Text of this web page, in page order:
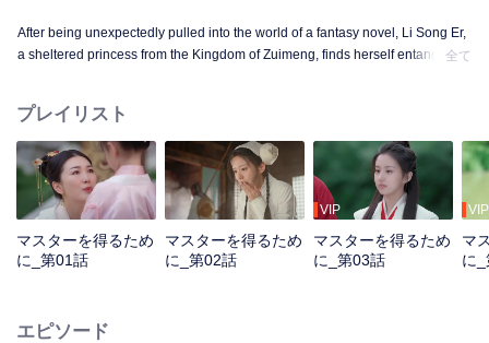
After being unexpectedly pulled into the world of a fantasy novel, Li Song Er,
a sheltered princess from the Kingdom of Zuimeng, finds herself entangled
and turbulent love-hate journey.
全て
プレイリスト
マスターを得るため
に_第01話
マスターを得るため
に_第02話
VIP
マスターを得るため
に_第03話
VIP
マ
に
エピソード